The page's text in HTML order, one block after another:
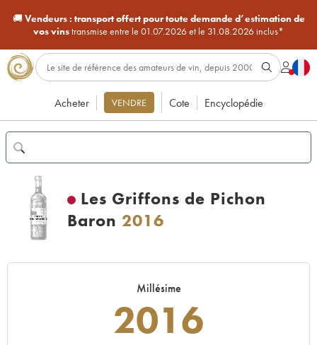
🚚Vendeurs : transport offert pour toute demande d’estimation de
vos vinstransmise entre le 01.07.2026 et le 31.08.2026 inclus*
Acheter VENDRE Cote Encyclopédie
Les Griffons de Pichon
Baron 2016
Millésime
2016